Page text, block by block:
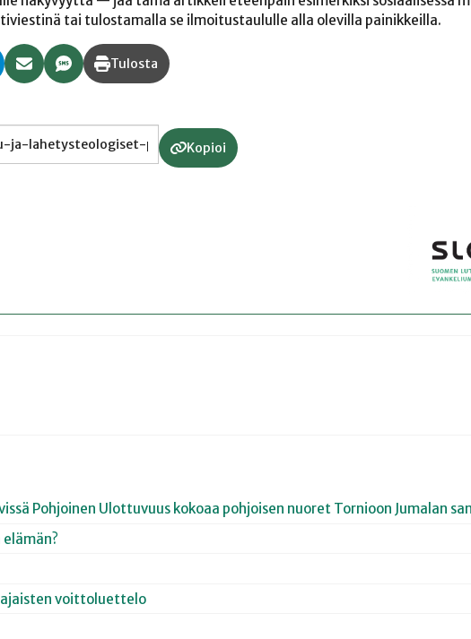
tai tulostamalla se ilmoitustaululle alla olevilla painikkeilla.
Tulosta
Kopioi
Pohjoinen Ulottuvuus kokoaa pohjoisen nuoret Tornioon Jumalan
voittoluettelo